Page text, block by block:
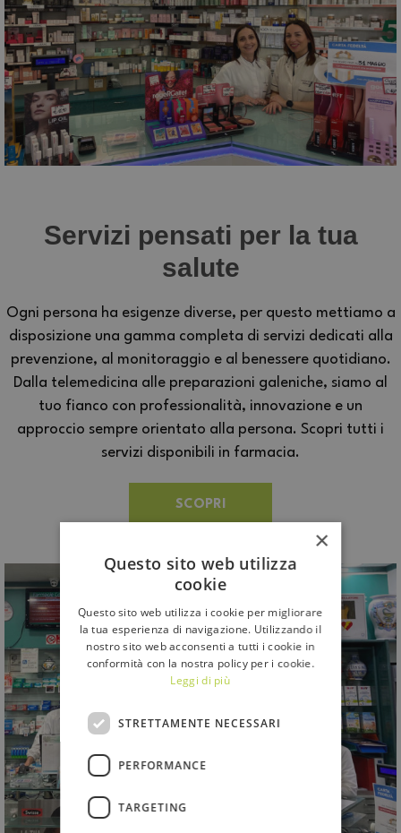
Servizi pensati per la tua
salute
Ogni persona ha esigenze diverse, per questo mettiamo a
disposizione una gamma completa di servizi dedicati alla
prevenzione, al monitoraggio e al benessere quotidiano.
Dalla telemedicina alle preparazioni galeniche, siamo al
tuo fianco con professionalità, innovazione e un
approccio sempre orientato alla persona. Scopri tutti i
servizi disponibili in farmacia.
SCOPRI
×
Questo sito web utilizza
cookie
Questo sito web utilizza i cookie per migliorare
la tua esperienza di navigazione. Utilizzando il
nostro sito web acconsenti a tutti i cookie in
conformità con la nostra policy per i cookie.
Leggi di più
STRETTAMENTE NECESSARI
PERFORMANCE
TARGETING